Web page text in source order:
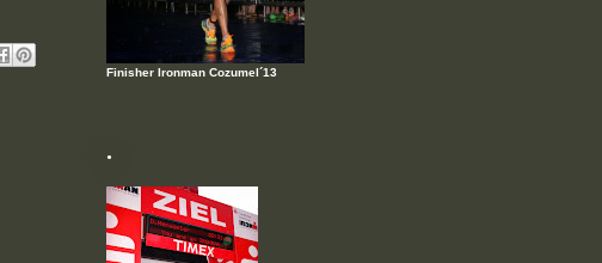
Finisher Ironman Cozumel´13
.